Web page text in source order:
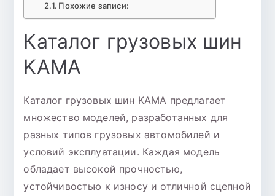
Похожие записи:
Каталог грузовых шин
KAMA
Каталог грузовых шин KAMA предлагает
множество моделей, разработанных для
разных типов грузовых автомобилей и
условий эксплуатации. Каждая модель
обладает высокой прочностью,
устойчивостью к износу и отличной сцепной